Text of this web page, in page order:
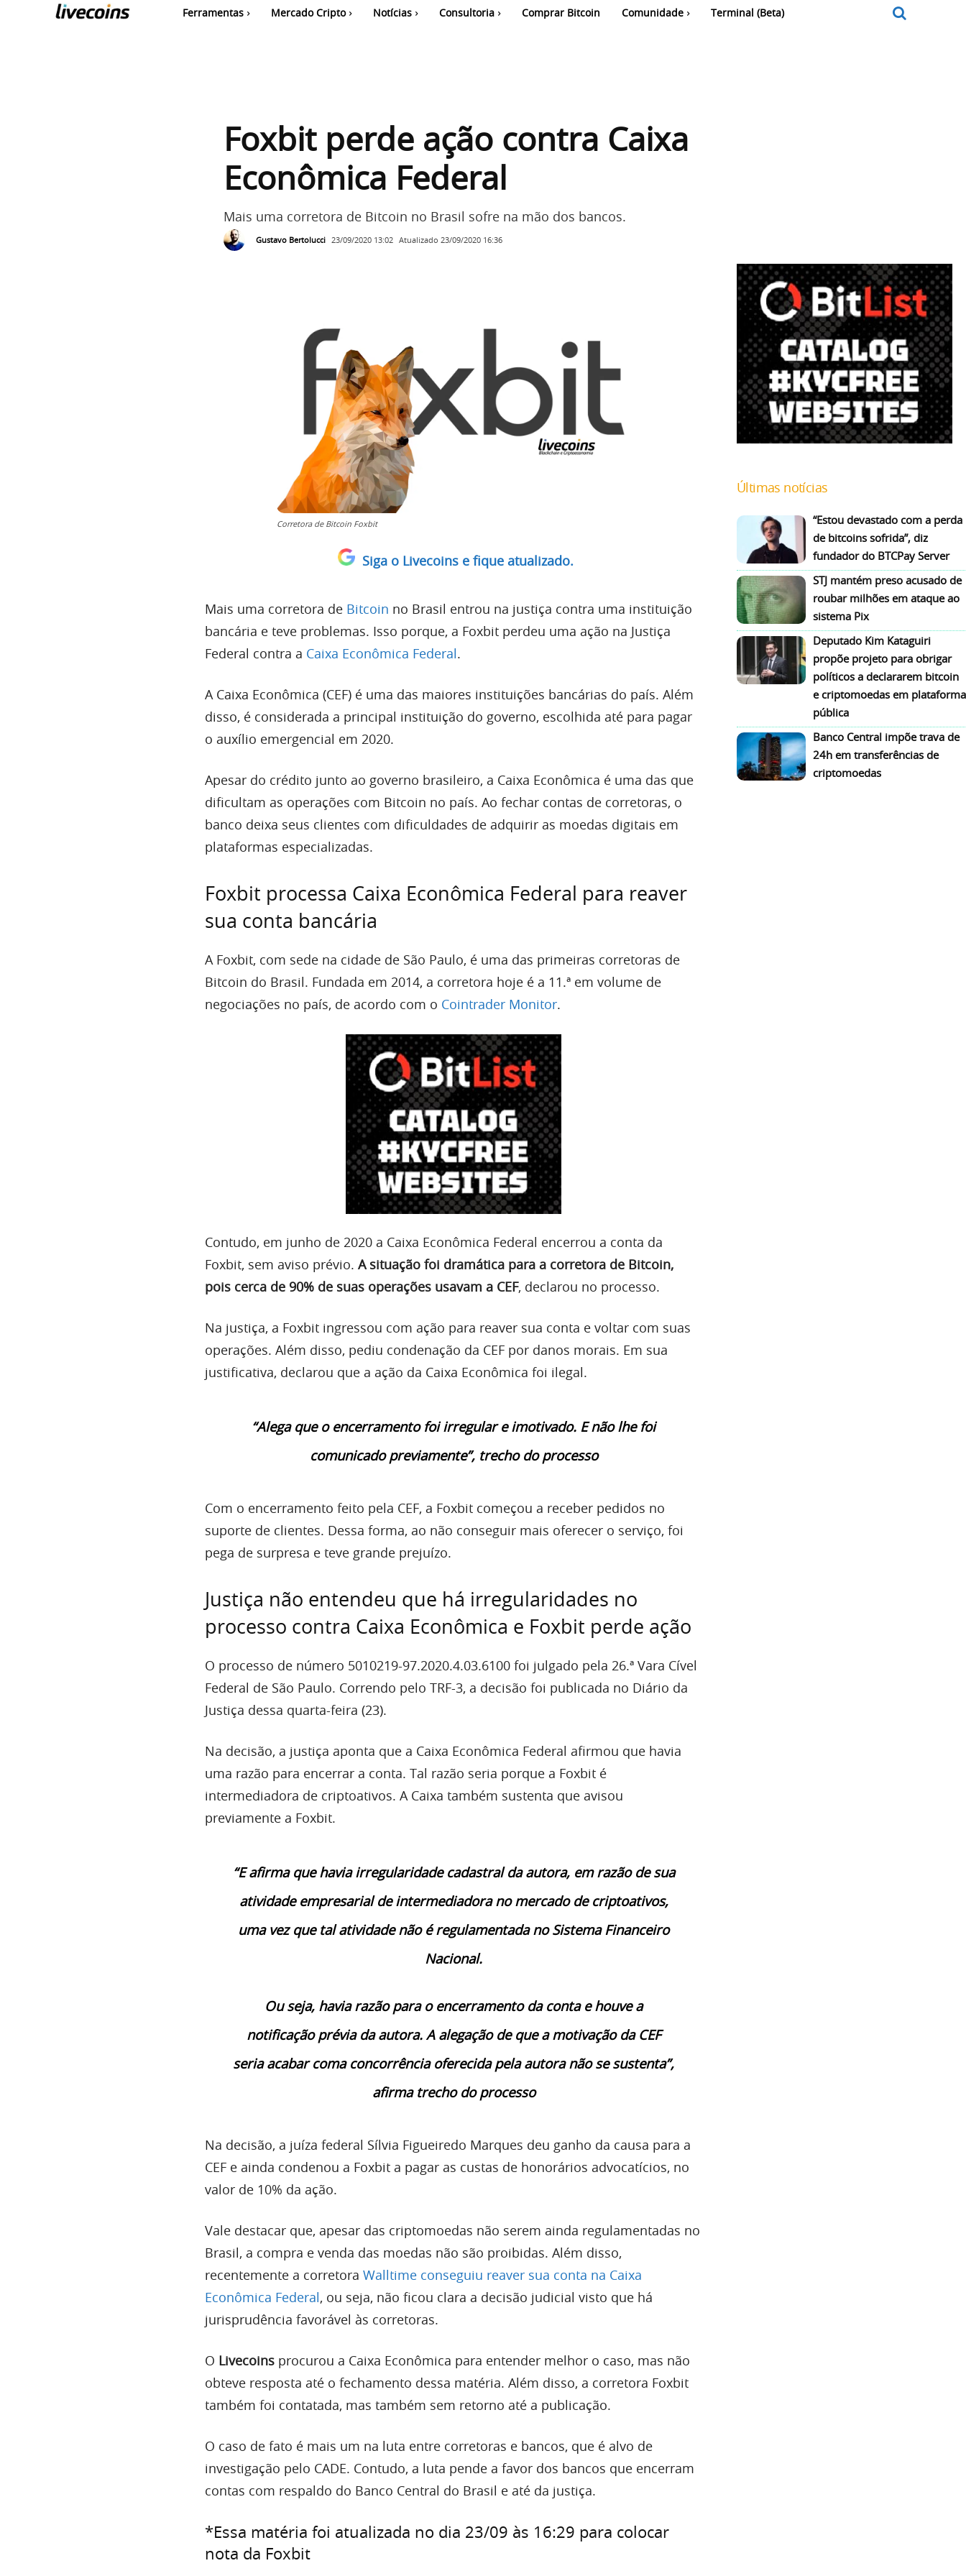
Ferramentas Mercado Cripto Notícias Consultoria Comprar Bitcoin Comunidade Terminal (Beta)
Foxbit perde ação contra Caixa
Econômica Federal
Mais uma corretora de Bitcoin no Brasil sofre na mão dos bancos.
Gustavo Bertolucci 23/09/2020 13:02 Atualizado 23/09/2020 16:36
Corretora de Bitcoin Foxbit
Siga o Livecoins e fique atualizado.
Mais uma corretora de Bitcoin no Brasil entrou na justiça contra uma instituição
bancária e teve problemas. Isso porque, a Foxbit perdeu uma ação na Justiça
Federal contra a Caixa Econômica Federal.
A Caixa Econômica (CEF) é uma das maiores instituições bancárias do país. Além
disso, é considerada a principal instituição do governo, escolhida até para pagar
o auxílio emergencial em 2020.
Apesar do crédito junto ao governo brasileiro, a Caixa Econômica é uma das que
dificultam as operações com Bitcoin no país. Ao fechar contas de corretoras, o
banco deixa seus clientes com dificuldades de adquirir as moedas digitais em
plataformas especializadas.
Foxbit processa Caixa Econômica Federal para reaver
sua conta bancária
A Foxbit, com sede na cidade de São Paulo, é uma das primeiras corretoras de
Bitcoin do Brasil. Fundada em 2014, a corretora hoje é a 11.ª em volume de
negociações no país, de acordo com o Cointrader Monitor.
Contudo, em junho de 2020 a Caixa Econômica Federal encerrou a conta da
Foxbit, sem aviso prévio. A situação foi dramática para a corretora de Bitcoin,
pois cerca de 90% de suas operações usavam a CEF, declarou no processo.
Na justiça, a Foxbit ingressou com ação para reaver sua conta e voltar com suas
operações. Além disso, pediu condenação da CEF por danos morais. Em sua
justificativa, declarou que a ação da Caixa Econômica foi ilegal.
“Alega que o encerramento foi irregular e imotivado. E não lhe foi
comunicado previamente”, trecho do processo
Com o encerramento feito pela CEF, a Foxbit começou a receber pedidos no
suporte de clientes. Dessa forma, ao não conseguir mais oferecer o serviço, foi
pega de surpresa e teve grande prejuízo.
Justiça não entendeu que há irregularidades no
processo contra Caixa Econômica e Foxbit perde ação
O processo de número 5010219-97.2020.4.03.6100 foi julgado pela 26.ª Vara Cível
Federal de São Paulo. Correndo pelo TRF-3, a decisão foi publicada no Diário da
Justiça dessa quarta-feira (23).
Na decisão, a justiça aponta que a Caixa Econômica Federal afirmou que havia
uma razão para encerrar a conta. Tal razão seria porque a Foxbit é
intermediadora de criptoativos. A Caixa também sustenta que avisou
previamente a Foxbit.
“E afirma que havia irregularidade cadastral da autora, em razão de sua
atividade empresarial de intermediadora no mercado de criptoativos,
uma vez que tal atividade não é regulamentada no Sistema Financeiro
Nacional.
Ou seja, havia razão para o encerramento da conta e houve a
notificação prévia da autora. A alegação de que a motivação da CEF
seria acabar coma concorrência oferecida pela autora não se sustenta”,
afirma trecho do processo
Na decisão, a juíza federal Sílvia Figueiredo Marques deu ganho da causa para a
CEF e ainda condenou a Foxbit a pagar as custas de honorários advocatícios, no
valor de 10% da ação.
Vale destacar que, apesar das criptomoedas não serem ainda regulamentadas no
Brasil, a compra e venda das moedas não são proibidas. Além disso,
recentemente a corretora Walltime conseguiu reaver sua conta na Caixa
Econômica Federal, ou seja, não ficou clara a decisão judicial visto que há
jurisprudência favorável às corretoras.
O Livecoins procurou a Caixa Econômica para entender melhor o caso, mas não
obteve resposta até o fechamento dessa matéria. Além disso, a corretora Foxbit
também foi contatada, mas também sem retorno até a publicação.
O caso de fato é mais um na luta entre corretoras e bancos, que é alvo de
investigação pelo CADE. Contudo, a luta pende a favor dos bancos que encerram
contas com respaldo do Banco Central do Brasil e até da justiça.
*Essa matéria foi atualizada no dia 23/09 às 16:29 para colocar
nota da Foxbit
Últimas notícias
“Estou devastado com a perda
de bitcoins sofrida”, diz
fundador do BTCPay Server
STJ mantém preso acusado de
roubar milhões em ataque ao
sistema Pix
Deputado Kim Kataguiri
propõe projeto para obrigar
políticos a declararem bitcoin
e criptomoedas em plataforma
pública
Banco Central impõe trava de
24h em transferências de
criptomoedas